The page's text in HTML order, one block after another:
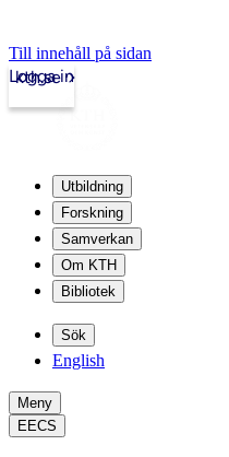
Till innehåll på sidan
kth.se
Logga in
Utbildning
Forskning
Samverkan
Om KTH
Bibliotek
Sök
English
Meny
EECS